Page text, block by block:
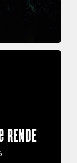
RENDE